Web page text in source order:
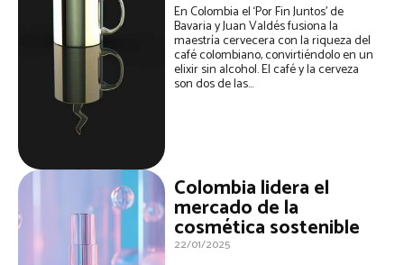
En Colombia el ‘Por Fin Juntos’ de
Bavaria y Juan Valdés fusiona la
maestría cervecera con la riqueza del
café colombiano, convirtiéndolo en un
elixir sin alcohol. El café y la cerveza
son dos de las...
Colombia lidera el
mercado de la
cosmética sostenible
22/01/2025